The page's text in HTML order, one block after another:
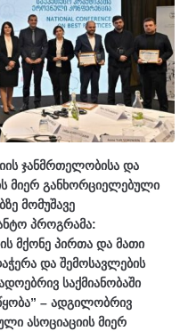
ჯანმრთელობისა და
მიერ განხორციელებული
მომუშავე
პროგრამა:
მქონე პირთა და მათი
და შემოსავლების
საქმიანობაში
– ადგილობრივ
ასოციაციის მიერ